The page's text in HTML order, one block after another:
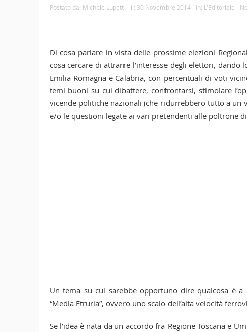
Postato da: Michele Lupetti il: 30 Novembre 2014 In: L'Editoriale
Di cosa parlare in vista delle prossime elezioni
cosa cercare di attrarre l’interesse degli elettori,
Emilia Romagna e Calabria, con percentuali di voti
temi buoni su cui dibattere, confrontarsi, stimolare
vicende politiche nazionali (che ridurrebbero tutto a un
e/o le questioni legate ai vari pretendenti alle poltrone
Un tema su cui sarebbe opportuno dire qualcosa è
“Media Etruria”, ovvero uno scalo dell’alta velocità
Se l’idea è nata da un accordo fra Regione Toscana e